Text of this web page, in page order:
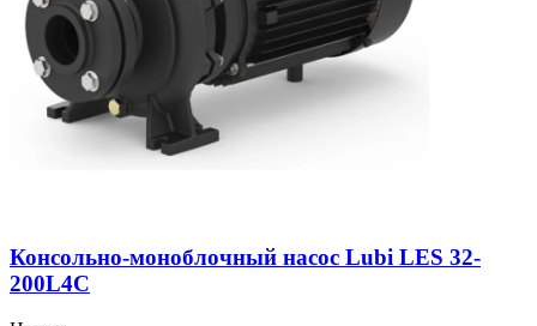
Консольно-моноблочный насос Lubi LES 32-
200L4C